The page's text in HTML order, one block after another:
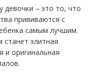
девочки – это то, что
прививаются с
самым лучшим.
элитная
и оригинальная